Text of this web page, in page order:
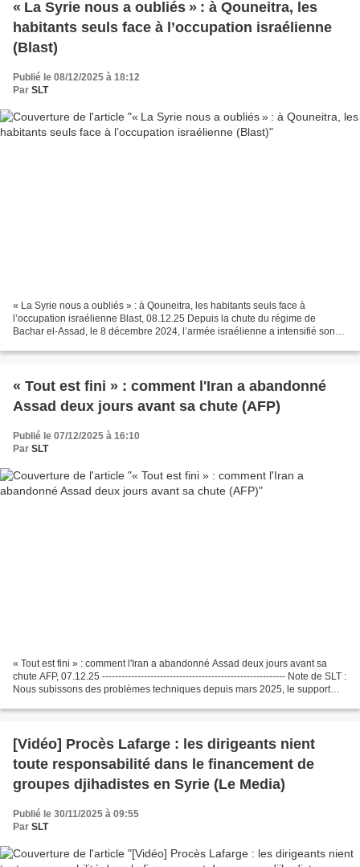
« La Syrie nous a oubliés » : à Qouneitra, les
habitants seuls face à l’occupation israélienne
(Blast)
Publié le 08/12/2025 à 18:12
Par SLT
« La Syrie nous a oubliés » : à Qouneitra, les habitants seuls face à
l’occupation israélienne Blast, 08.12.25 Depuis la chute du régime de
Bachar el-Assad, le 8 décembre 2024, l’armée israélienne a intensifié son
« Tout est fini » : comment l'Iran a abandonné
Assad deux jours avant sa chute (AFP)
Publié le 07/12/2025 à 16:10
Par SLT
« Tout est fini » : comment l'Iran a abandonné Assad deux jours avant sa
chute AFP, 07.12.25 --------------------------------------------------------- Note de SLT :
Nous subissons des problèmes techniques depuis mars 2025, le support
[Vidéo] Procès Lafarge : les dirigeants nient
toute responsabilité dans le financement de
groupes djihadistes en Syrie (Le Media)
Publié le 30/11/2025 à 09:55
Par SLT